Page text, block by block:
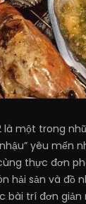
là một trong
yêu mến
thực đơn
hải sản và đồ
bài trí đơn giản